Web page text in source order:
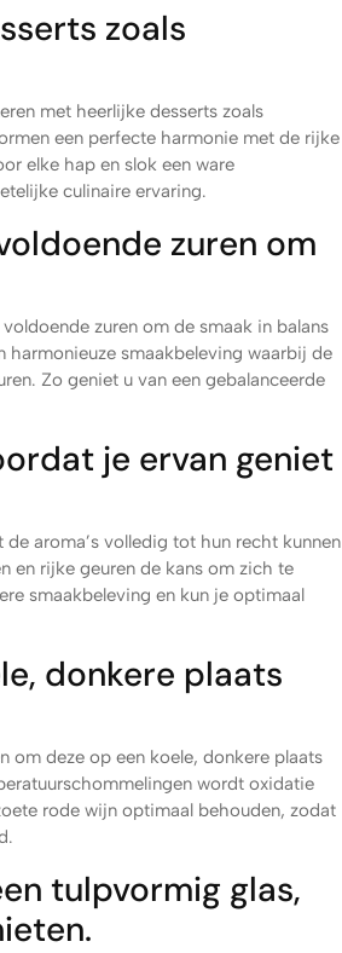
zoals
met heerlijke desserts zoals
een perfecte harmonie met de rijke
elke hap en slok een ware
culinaire ervaring.
zuren om
zuren om de smaak in balans
smaakbeleving waarbij de
Zo geniet u van een gebalanceerde
je ervan geniet
aroma’s volledig tot hun recht kunnen
en rijke geuren de kans om zich te
smaakbeleving en kun je optimaal
donkere plaats
om deze op een koele, donkere plaats
wordt oxidatie
rode wijn optimaal behouden, zodat
tulpvormig glas,